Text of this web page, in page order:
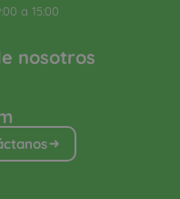
nosotros
a 15:00